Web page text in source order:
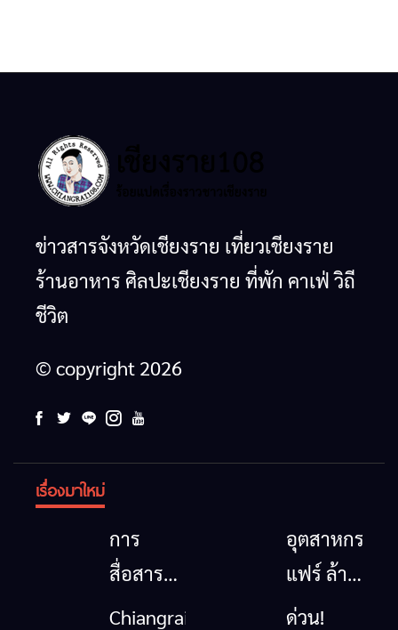
ข่าวสารจังหวัดเชียงราย เที่ยวเชียงราย
ร้านอาหาร ศิลปะเชียงราย ที่พัก คาเฟ่ วิถี
ชีวิต
© copyright 2026
เรื่องมาใหม่
การ
สื่อสาร
โทรคมนาคม
อุตสาหกรรม
แฟร์ ล้าน
นาตะวัน
Chiangrai ด่วน!